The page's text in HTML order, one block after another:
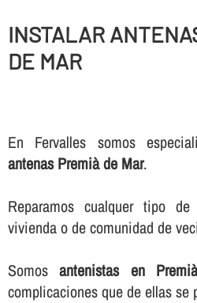
INSTALAR
DE MAR
En Fervalles somos
antenas Premià de Mar.
Reparamos cualquer tipo
vivienda o de comunidad de
Somosantenistas en
complicaciones que de ellas se